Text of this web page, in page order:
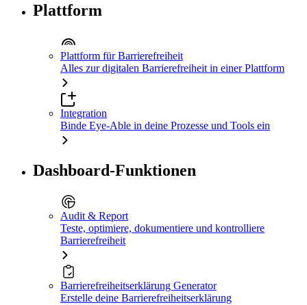
Plattform
Plattform für Barrierefreiheit
Alles zur digitalen Barrierefreiheit in einer Plattform
Integration
Binde Eye-Able in deine Prozesse und Tools ein
Dashboard-Funktionen
Audit & Report
Teste, optimiere, dokumentiere und kontrolliere
Barrierefreiheit
Barrierefreiheitserklärung Generator
Erstelle deine Barrierefreiheitserklärung